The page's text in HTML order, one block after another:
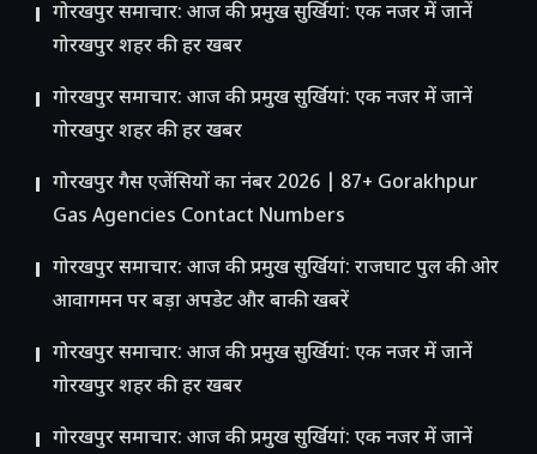
गोरखपुर समाचार: आज की प्रमुख सुर्खियां: एक नजर में जानें
गोरखपुर शहर की हर खबर
गोरखपुर समाचार: आज की प्रमुख सुर्खियां: एक नजर में जानें
गोरखपुर शहर की हर खबर
गोरखपुर गैस एजेंसियों का नंबर 2026 | 87+ Gorakhpur
Gas Agencies Contact Numbers
गोरखपुर समाचार: आज की प्रमुख सुर्खियां: राजघाट पुल की ओर
आवागमन पर बड़ा अपडेट और बाकी खबरें
गोरखपुर समाचार: आज की प्रमुख सुर्खियां: एक नजर में जानें
गोरखपुर शहर की हर खबर
गोरखपुर समाचार: आज की प्रमुख सुर्खियां: एक नजर में जानें